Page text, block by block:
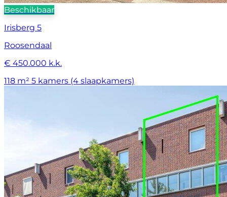
Beschikbaar
Irisberg 5
Roosendaal
€ 450.000 k.k.
118 m² 5 kamers (4 slaapkamers)